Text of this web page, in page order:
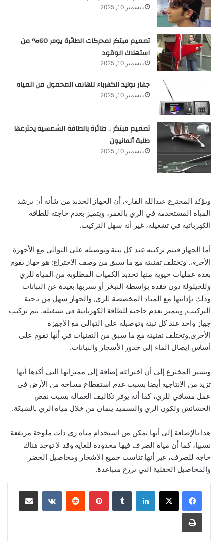
ديسمبر 10, 2025
تصميم مبتكر لمحركات الطائرة يوفر 60% من
استهلاك الوقود
ديسمبر 10, 2025
جهاز توليد الكهرباء للهاتف المحمول من المياه
ديسمبر 10, 2025
تصميم مبتكر .. طائرة بالطاقة الشمسية يخترعها
طلبة ألمانيون
ديسمبر 10, 2025
ويؤكد المخترع عبدالله القاري أن الجهاز الجديد من شأنه أن يرشد
المياه المستخدمة في الري بالغمر، ويتميز بعدم حاجته للطاقة
الكهربائية في تشغيله، غير أنه سهل التركيب.
أما الجهاز فيتم تركيبه عند كل نبتة وتوصيله على التوالي مع الأجهزة
الأخرى, وتختلف تقنيته مع ما سبق من وصف الاختراع: هو جهاز يقوم
بعدة عمليات حيوية منها تحديد الكميات المطلوبة من المياه للري
وللحيلولة دون فقده بواسطة التبخر أو تسربها بعيدة عن النباتات
وذلك بإذابتها مع المياه المخصصة للري, والجهاز سهل من ناحية
التركيب, ويتميز بعدم حاجته للطاقة الكهربائية في تشغيله. يتم تركيب
جهاز واحد عند كل نبتة وتوصيله على التوالي مع الأجهزة
الأخرى,وتختلف تقنيته مع ما سبق من التقنيات في أنها تقوم على
أساس إيصال الماء إلى جذور الأشجار والنباتات.
ويشير المخترع إلى أن اختراعه إضافة إلى مميزاتها التي أكدها أنها
تزيد من الإنتاجية أيضا بسبب عدم استقطاع مساحة من الأرض في
عمل مساقي للري، كما أنه يوفر تكاليف العمالة بسبب نقص
الحشائش ولكون الري والتسميد يتمان من خلال مياه الري بالشبكة.
هذا بالإضافة إلى أنها تمكن من استخدام مياه ري ذات ملوحة مرتفعة
نسبيا، كما أن مياه الصرف فيها محدودة للغاية وقد لا توجد هناك
حاجة للصرف، غير أنها تناسب جميع الأشجار ومحاصيل الخضر
والمحاصيل الحقلية التي تزرع متباعدة.
لينكدإن بينتيريست